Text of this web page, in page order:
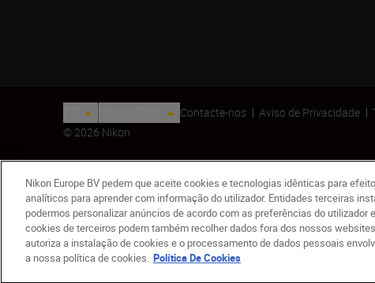
MONARCH M5 12x42
Contacte-nos Aviso de Privacidade
© 2026 Nikon
Nikon Europe BV pedem que aceite cookies e tecnologias idênticas para
analíticos para aprender com informação do utilizador. Entidades terceiras
podermos personalizar anúncios de acordo com as preferências do utilizador
cookies de terceiros podem também recolher dados fora dos nossos
autoriza a instalação de cookies e o processamento de dados pessoais
a nossa política de cookies. Política De Cookies